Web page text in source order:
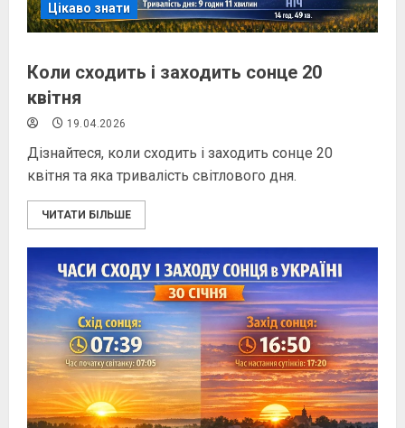
Цікаво знати
Коли сходить і заходить сонце 20
квітня
19.04.2026
Дізнайтеся, коли сходить і заходить сонце 20
квітня та яка тривалість світлового дня.
ЧИТАТИ БІЛЬШЕ